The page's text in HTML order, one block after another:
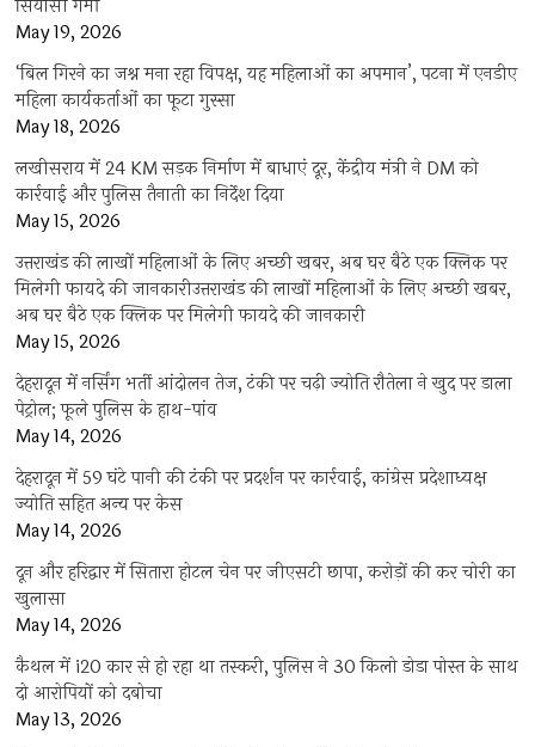
सियासी गर्मी
May 19, 2026
‘बिल गिरने का जश्न मना रहा विपक्ष, यह महिलाओं का अपमान’, पटना में एनडीए
महिला कार्यकर्ताओं का फूटा गुस्सा
May 18, 2026
लखीसराय में 24 KM सड़क निर्माण में बाधाएं दूर, केंद्रीय मंत्री ने DM को
कार्रवाई और पुलिस तैनाती का निर्देश दिया
May 15, 2026
उत्तराखंड की लाखों महिलाओं के लिए अच्छी खबर, अब घर बैठे एक क्लिक पर
मिलेगी फायदे की जानकारीउत्तराखंड की लाखों महिलाओं के लिए अच्छी खबर,
अब घर बैठे एक क्लिक पर मिलेगी फायदे की जानकारी
May 15, 2026
देहरादून में नर्सिंग भर्ती आंदोलन तेज, टंकी पर चढ़ी ज्योति रौतेला ने खुद पर डाला
पेट्रोल; फूले पुलिस के हाथ-पांव
May 14, 2026
देहरादून में 59 घंटे पानी की टंकी पर प्रदर्शन पर कार्रवाई, कांग्रेस प्रदेशाध्यक्ष
ज्योति सहित अन्य पर केस
May 14, 2026
दून और हरिद्वार में सितारा होटल चेन पर जीएसटी छापा, करोड़ों की कर चोरी का
खुलासा
May 14, 2026
कैथल में i20 कार से हो रहा था तस्करी, पुलिस ने 30 किलो डोडा पोस्त के साथ
दो आरोपियों को दबोचा
May 13, 2026